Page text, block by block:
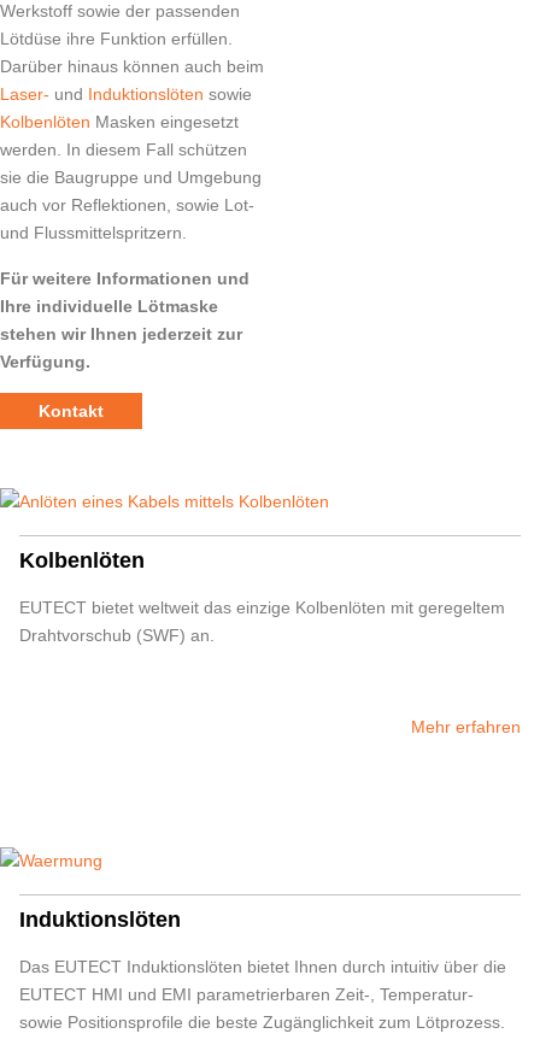
Werkstoff sowie der passenden
Lötdüse ihre Funktion erfüllen.
Darüber hinaus können auch beim
Laser- und Induktionslöten sowie
Kolbenlöten Masken eingesetzt
werden. In diesem Fall schützen
sie die Baugruppe und Umgebung
auch vor Reflektionen, sowie Lot-
und Flussmittelspritzern.
Für weitere Informationen und
Ihre individuelle Lötmaske
stehen wir Ihnen jederzeit zur
Verfügung.
Kontakt
Kolbenlöten
EUTECT bietet weltweit das einzige Kolbenlöten mit geregeltem
Drahtvorschub (SWF) an.
Mehr erfahren
Induktionslöten
Das EUTECT Induktionslöten bietet Ihnen durch intuitiv über die
EUTECT HMI und EMI parametrierbaren Zeit-, Temperatur-
sowie Positionsprofile die beste Zugänglichkeit zum Lötprozess.